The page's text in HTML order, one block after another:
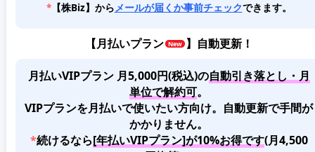
*【株Biz】からメールが届くか事前チェックできます。
【月払いプラン 】自動更新！
月払いVIPプラン 月5,000円(税込)の自動引き落とし・月
単位で解約可。
VIPプランを月払いで使いたい方向け。自動更新で手間が
かかりません。
*続けるなら[年払いVIPプラン]が10%お得です(月4,500